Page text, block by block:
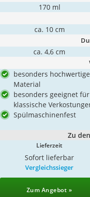
170 ml
ca. 10 cm
ca. 4,6 cm
besonders
Material
besonders geeignet für
klassische
Spülmaschinenfest
Zu
Lieferzeit
Sofort lieferbar
Vergleichssieger
Zum Angebot »